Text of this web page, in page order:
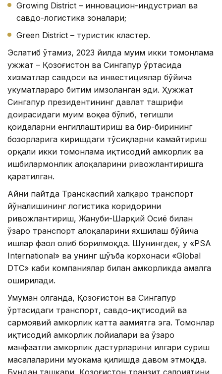
Growing District – инновацион-индустриал ва
савдо-логистика зоналари;
Green District – туристик кластер.
Эслатиб ўтамиз, 2023 йилда муҳим икки томонлама
ҳужжат – Қозоғистон ва Сингапур ўртасида
хизматлар савдоси ва инвестициялар бўйича
ҳукуматлараро битим имзоланган эди. Ҳужжат
Сингапур президентининг давлат ташрифи
доирасидаги муҳим воқеа бўлиб, тегишли
қоидаларни енгиллаштириш ва бир-бирининг
бозорларига киришдаги тўсиқларни камайтириш
орқали икки томонлама иқтисодий ҳамкорлик ва
ишбилармонлик алоқаларини ривожлантиришга
қаратилган.
Айни пайтда Транскаспий халқаро транспорт
йўналишининг логистика коридорини
ривожлантириш, Жануби-Шарқий Осиё билан
ўзаро транспорт алоқаларини яхшилаш бўйича
ишлар фаол олиб борилмоқда. Шунингдек, у «PSA
International» ва унинг шўъба корхонаси «Global
DTC» каби компаниялар билан ҳамкорликда амалга
оширилади.
Умуман олганда, Қозоғистон ва Сингапур
ўртасидаги транспорт, савдо-иқтисодий ва
сармоявий ҳамкорлик катта аҳамиятга эга. Томонлар
иқтисодий ҳамкорлик лойиҳалари ва ўзаро
манфаатли ҳамкорлик дастурларини илгари суриш
масалаларини муҳокама қилишда давом этмоқда.